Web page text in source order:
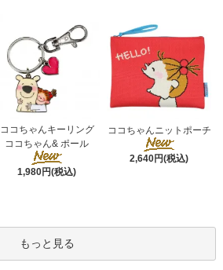
ココちゃんキーリング
ココちゃん& ポール
1,980円(税込)
ココちゃんニットポーチ
2,640円(税込)
もっと見る